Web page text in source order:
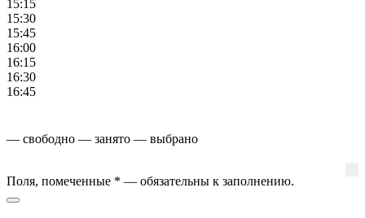
15:15
15:30
15:45
16:00
16:15
16:30
16:45
— свободно — занято — выбрано
Поля, помеченные * — обязательны к заполнению.